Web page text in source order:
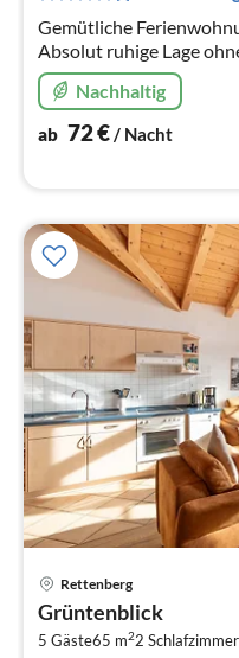
Gemütliche
Absolut ruhige Lage
Nachhaltig
ab 72€/ Nacht
Rettenberg
Grüntenblick
5 Gäste65 m22 Schlafzimmer